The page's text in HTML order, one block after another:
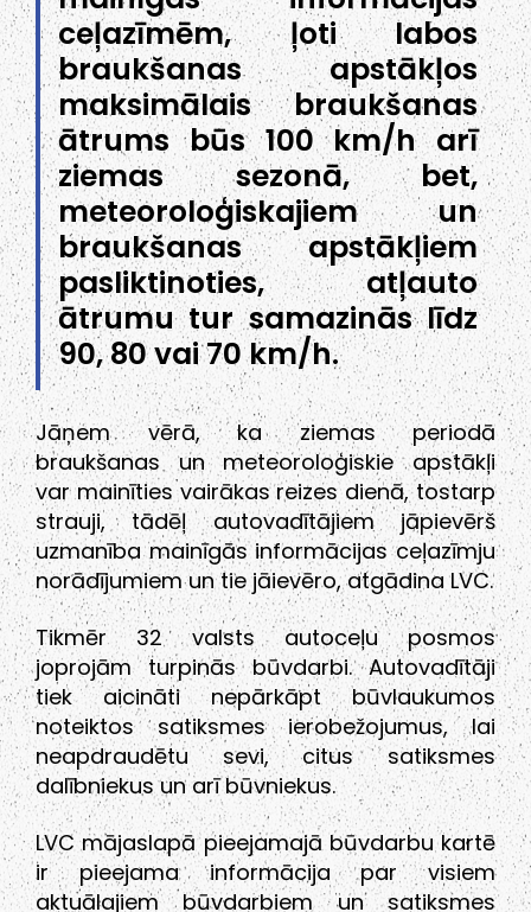
ceļazīmēm, ļoti labos
braukšanas apstākļos
maksimālais braukšanas
ātrums būs 100 km/h arī
ziemas sezonā, bet,
meteoroloģiskajiem un
braukšanas apstākļiem
pasliktinoties, atļauto
ātrumu tur samazinās līdz
90, 80 vai 70 km/h.
Jāņem vērā, ka ziemas periodā
braukšanas un meteoroloģiskie apstākļi
var mainīties vairākas reizes dienā, tostarp
strauji, tādēļ autovadītājiem jāpievērš
uzmanība mainīgās informācijas ceļazīmju
norādījumiem un tie jāievēro, atgādina LVC.
Tikmēr 32 valsts autoceļu posmos
joprojām turpinās būvdarbi. Autovadītāji
tiek aicināti nepārkāpt būvlaukumos
noteiktos satiksmes ierobežojumus, lai
neapdraudētu sevi, citus satiksmes
dalībniekus un arī būvniekus.
LVC mājaslapā pieejamajā būvdarbu kartē
ir pieejama informācija par visiem
aktuālajiem būvdarbiem un satiksmes